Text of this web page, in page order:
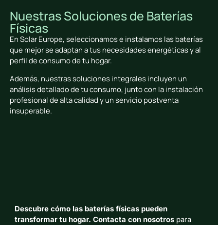
Nuestras Soluciones de Baterías
Físicas
En Solar Europe, seleccionamos e instalamos las baterías
que mejor se adaptan a tus necesidades energéticas y al
perfil de consumo de tu hogar.
Además, nuestras soluciones integrales incluyen un
análisis detallado de tu consumo, junto con la instalación
profesional de alta calidad y un servicio postventa
insuperable.
Descubre cómo las baterías físicas pueden
transformar tu hogar. Contacta con nosotros para